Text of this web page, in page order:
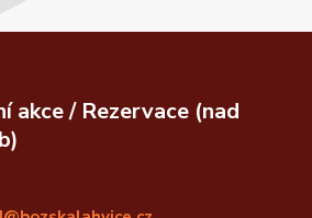
akce / Rezervace (nad